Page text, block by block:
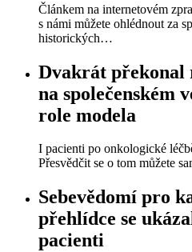
Článkem na internetovém
s námi můžete ohlédnout za
historických…
Dvakrát překonal
na společenském
role modela
I pacienti po onkologické
Přesvědčit se o tom můžete
Sebevědomí pro
přehlídce se
pacienti